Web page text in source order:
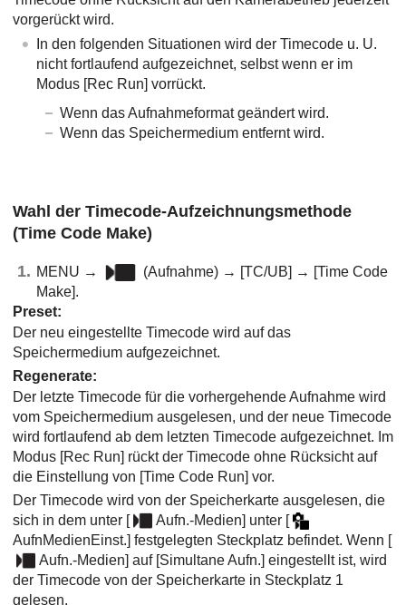
vorgerückt wird.
In den folgenden Situationen wird der Timecode u. U.
nicht fortlaufend aufgezeichnet, selbst wenn er im
Modus [Rec Run] vorrückt.
Wenn das Aufnahmeformat geändert wird.
Wenn das Speichermedium entfernt wird.
Wahl der Timecode-Aufzeichnungsmethode
(Time Code Make)
MENU → (Aufnahme) → [TC/UB] → [Time Code
Make].
Preset:
Der neu eingestellte Timecode wird auf das
Speichermedium aufgezeichnet.
Regenerate:
Der letzte Timecode für die vorhergehende Aufnahme wird
vom Speichermedium ausgelesen, und der neue Timecode
wird fortlaufend ab dem letzten Timecode aufgezeichnet. Im
Modus [Rec Run] rückt der Timecode ohne Rücksicht auf
die Einstellung von [Time Code Run] vor.
Der Timecode wird von der Speicherkarte ausgelesen, die
sich in dem unter [ Aufn.-Medien] unter [
AufnMedienEinst.] festgelegten Steckplatz befindet. Wenn [
Aufn.-Medien] auf [Simultane Aufn.] eingestellt ist, wird
der Timecode von der Speicherkarte in Steckplatz 1
gelesen.